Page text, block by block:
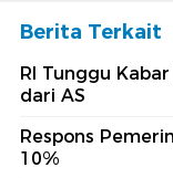
Berita Terkait
RI Tunggu
dari AS
Respons
10%